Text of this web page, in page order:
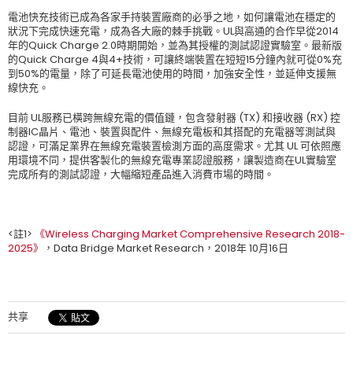
電池快充技術已成為各家手持裝置廠商的必爭之地，如何讓電池在穩定的
狀況下完成快速充電，成為各大廠的棘手挑戰。UL與高通的合作早從2014
年的Quick Charge 2.0時期開始，並為其授權的測試認證實驗室。最新版
的Quick Charge 4與4+技術，可讓終端裝置在短短15分鐘內就可從0%充
到50%的電量，除了可延長電池使用的時間，加強安全性，並延伸支援無
線快充。
目前 UL服務已橫跨無線充電的價值鏈，包含發射器 (TX) 和接收器 (RX) 控
制器IC晶片、電池、裝置與配件、無線充電板和其搭配的充電器等測試與
認證，可滿足業界在無線充電裝置檢測方面的高度需求。尤其 UL 可依照應
用環境不同，提供客製化的無線充電專業認證服務，讓製造商在UL實驗室
完成所有的測試認證，大幅縮短產品進入消費市場的時間。
<註1> 《Wireless Charging Market Comprehensive Research 2018-
2025》
，Data Bridge Market Research，2018年 10月16日
共享